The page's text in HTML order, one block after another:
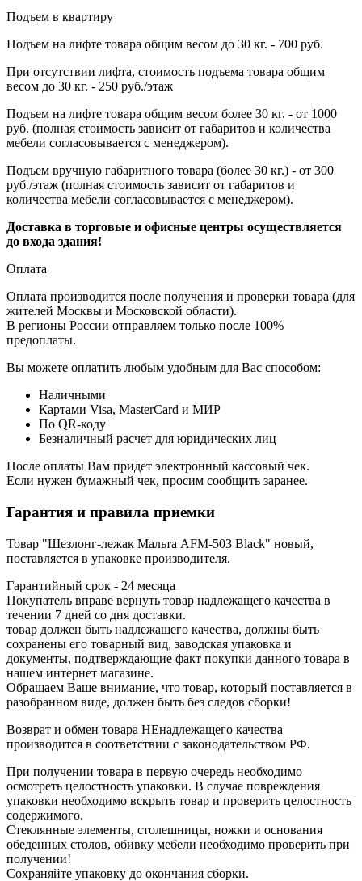
Подъем в квартиру
Подъем на лифте товара общим весом до 30 кг. - 700 руб.
При отсутствии лифта, стоимость подъема товара общим
весом до 30 кг. - 250 руб./этаж
Подъем на лифте товара общим весом более 30 кг. - от 1000
руб. (полная стоимость зависит от габаритов и количества
мебели согласовывается с менеджером).
Подъем вручную габаритного товара (более 30 кг.) - от 300
руб./этаж (полная стоимость зависит от габаритов и
количества мебели согласовывается с менеджером).
Доставка в торговые и офисные центры осуществляется
до входа здания!
Оплата
Оплата производится после получения и проверки товара (для
жителей Москвы и Московской области).
В регионы России отправляем только после 100%
предоплаты.
Вы можете оплатить любым удобным для Вас способом:
Наличными
Картами Visa, MasterCard и МИР
По QR-коду
Безналичный расчет для юридических лиц
После оплаты Вам придет электронный кассовый чек.
Если нужен бумажный чек, просим сообщить заранее.
Гарантия и правила приемки
Товар "Шезлонг-лежак Мальта AFM-503 Black" новый,
поставляется в упаковке производителя.
Гарантийный срок - 24 месяца
Покупатель вправе вернуть товар надлежащего качества в
течении 7 дней со дня доставки.
товар должен быть надлежащего качества, должны быть
сохранены его товарный вид, заводская упаковка и
документы, подтверждающие факт покупки данного товара в
нашем интернет магазине.
Обращаем Ваше внимание, что товар, который поставляется в
разобранном виде, должен быть без следов сборки!
Возврат и обмен товара НЕнадлежащего качества
производится в соответствии с законодательством РФ.
При получении товара в первую очередь необходимо
осмотреть целостность упаковки. В случае повреждения
упаковки необходимо вскрыть товар и проверить целостность
содержимого.
Стеклянные элементы, столешницы, ножки и основания
обеденных столов, обивку мебели необходимо проверить при
получении!
Сохраняйте упаковку до окончания сборки.